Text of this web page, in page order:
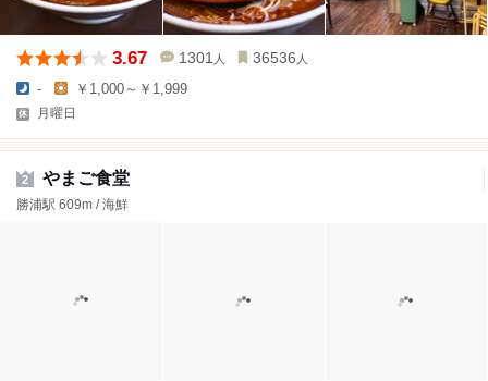
3.67 1301 人 36536 人
- ￥1,000～￥1,999
月曜日
2 やまご食堂
勝浦駅 609m / 海鮮